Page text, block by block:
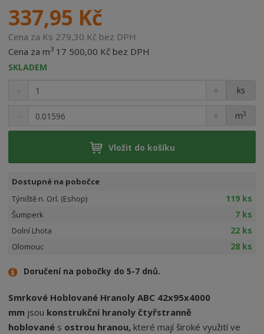
337,95 Kč
Cena za Ks 279,30 Kč bez DPH
Cena za m3 17 500,00 Kč bez DPH
SKLADEM
ks
m3
Vložit do košíku
Dostupné na pobočce
Týniště n. Orl. (Eshop)
119 ks
Šumperk 7 ks
Dolní Lhota 22 ks
Olomouc 28 ks
Doručení na pobočky do 5-7 dnů.
Smrkové Hoblované Hranoly ABC 42x95x4000
mm jsou konstrukční hranoly čtyřstranně
hoblované s ostrou hranou, které mají široké využití ve